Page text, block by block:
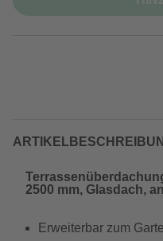
2500 mm, Glasdach,
Erweiterbar zum